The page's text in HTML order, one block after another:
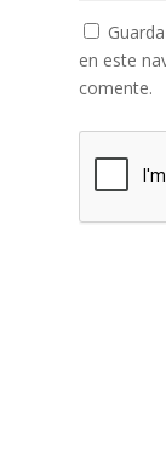
en este
comente.